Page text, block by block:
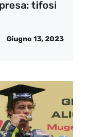
tifosi
Giugno 13, 2023